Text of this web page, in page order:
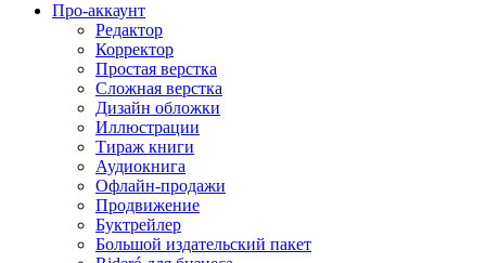
Про-аккаунт
Редактор
Корректор
Простая верстка
Сложная верстка
Дизайн обложки
Иллюстрации
Тираж книги
Аудиокнига
Офлайн-продажи
Продвижение
Буктрейлер
Большой издательский пакет